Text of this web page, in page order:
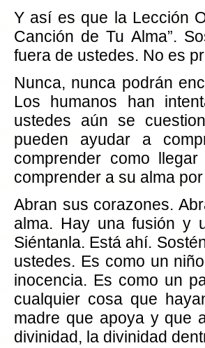
Y así es que la Lección
Canción de Tu Alma”.
fuera de ustedes. No es
Nunca, nunca podrán
Los humanos han
ustedes aún se
pueden ayudar a
comprender como
comprender a su alma
Abran sus corazones.
alma. Hay una fusión y
Siéntanla. Está ahí.
ustedes. Es como un
inocencia. Es como un
cualquier cosa que
madre que apoya y que
divinidad, la divinidad